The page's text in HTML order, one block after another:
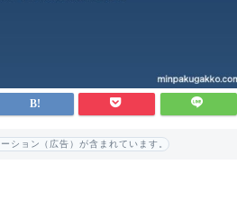
ション（広告）が含まれています。